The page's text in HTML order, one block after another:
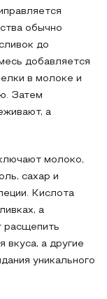
обычно
до
добавляется
в молоке и
Затем
а
молоко,
сахар и
Кислота
а
расщепить
вкуса, а другие
уникального